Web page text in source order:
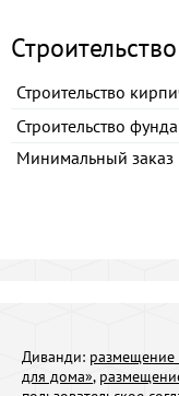
Строительство
Строительство
Минимальный заказ
Диванди: размещение
для дома»,